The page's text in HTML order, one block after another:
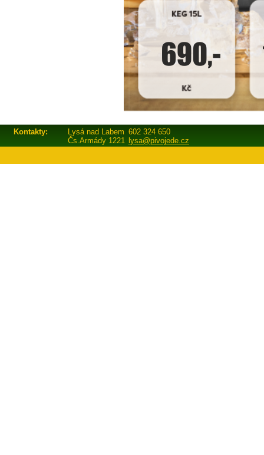
Kontakty: Lysá nad Labem 602 324 650
Čs.Armády 1221 lysa@pivojede.cz